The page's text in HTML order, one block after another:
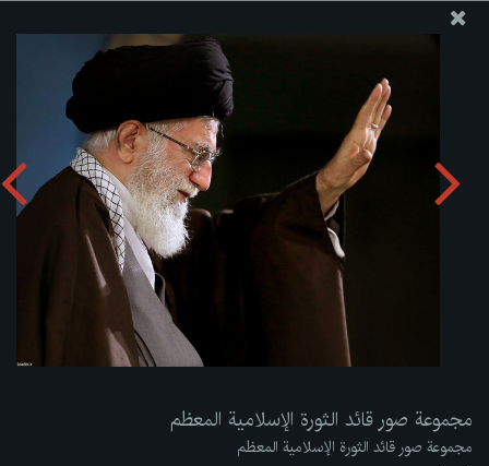
موقع مکتب سماحة القائد آية الله العظمى الخامنئي
مجموعة صور قائد الثورة الإسلامية المعظم تحميل الألبوم:
مجموعة صور قائد الثورة الإسلامية المعظم
مجموعة صور قائد الثورة الإسلامية المعظم